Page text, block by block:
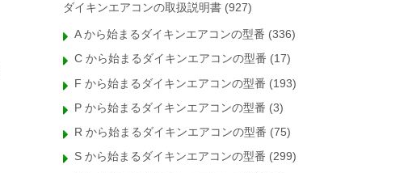
ダイキンエアコンの取扱説明書 (927)
A から始まるダイキンエアコンの型番 (336)
C から始まるダイキンエアコンの型番 (17)
F から始まるダイキンエアコンの型番 (193)
P から始まるダイキンエアコンの型番 (3)
R から始まるダイキンエアコンの型番 (75)
S から始まるダイキンエアコンの型番 (299)